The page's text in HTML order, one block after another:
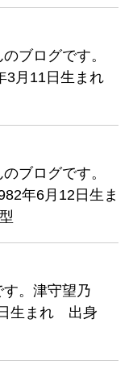
ブログです。
3月11日生まれ
ブログです。
年6月12日生ま
。津守望乃
日生まれ 出身